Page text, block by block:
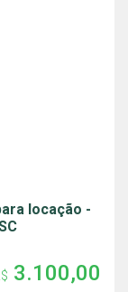
locação -
3.100,00